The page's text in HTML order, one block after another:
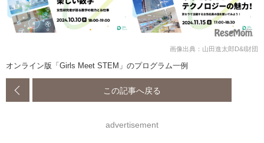
画像出典：山田進太郎D&I財団
オンライン版「Girls Meet STEM」のプログラム一例
この記事へ戻る
advertisement